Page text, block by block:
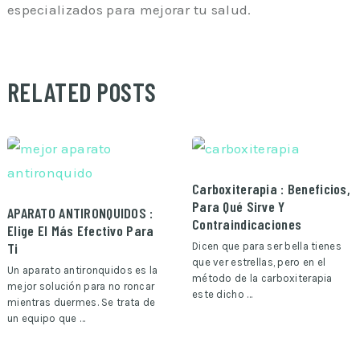
especializados para mejorar tu salud.
RELATED POSTS
APARATO ANTIRONQUIDOS :
Elige El Más Efectivo Para
Ti
Un aparato antironquidos es la
mejor solución para no roncar
mientras duermes. Se trata de
un equipo que …
Carboxiterapia : Beneficios,
Para Qué Sirve Y
Contraindicaciones
Dicen que para ser bella tienes
que ver estrellas, pero en el
método de la carboxiterapia
este dicho …